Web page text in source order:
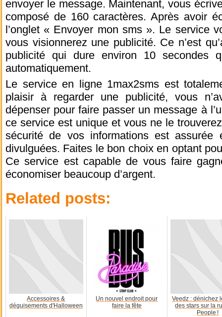
envoyer le message. Maintenant, vous
composé de 160 caractères. Après avoir
l’onglet « Envoyer mon sms ». Le service
vous visionnerez une publicité. Ce n’est
publicité qui dure environ 10 secondes
automatiquement.
Le service en ligne 1max2sms est
plaisir à regarder une publicité, vous
dépenser pour faire passer un message à
ce service est unique et vous ne le
sécurité de vos informations est
divulguées. Faites le bon choix en optant
Ce service est capable de vous faire
économiser beaucoup d’argent.
Related posts:
Accessoires &
déguisements d'Halloween
Un nouvel endroit pour
faire la fête
Veedz : dénichez
des stars sur la
People !